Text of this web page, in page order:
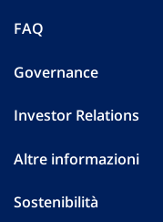
FAQ
Governance
Investor Relations
Altre informazioni
Sostenibilità